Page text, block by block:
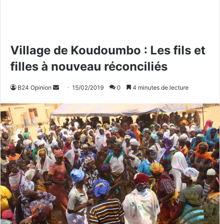
Village de Koudoumbo : Les fils et
filles à nouveau réconciliés
B24 Opinion
o
y
e
r
u
n
c
o
u
15/02/2019 0 4 minutes de lecture